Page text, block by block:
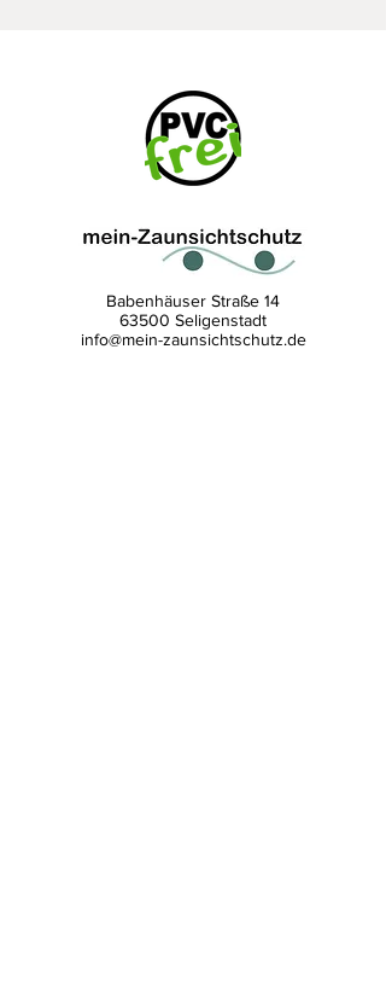
Babenhäuser Straße 14
63500 Seligenstadt
info@mein-zaunsichtschutz.de